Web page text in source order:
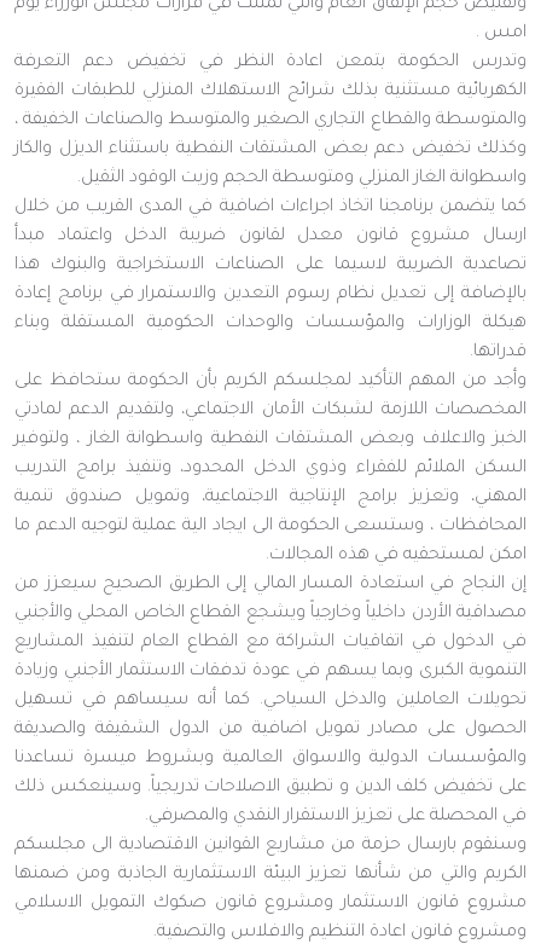
وتقليص حجم الإنفاق العام والتي تمثلت في قرارات مجلس الوزراء يوم
امس .
وتدرس الحكومة بتمعن اعادة النظر في تخفيض دعم التعرفة
الكهربائية مستثنية بذلك شرائح الاستهلاك المنزلي للطبقات الفقيرة
والمتوسطة والقطاع التجاري الصغير والمتوسط والصناعات الخفيفة ،
وكذلك تخفيض دعم بعض المشتقات النفطية باستثناء الديزل والكاز
واسطوانة الغاز المنزلي ومتوسطة الحجم وزيت الوقود الثقيل.
كما يتضمن برنامجنا اتخاذ اجراءات اضافية في المدى القريب من خلال
ارسال مشروع قانون معدل لقانون ضريبة الدخل واعتماد مبدأ
تصاعدية الضريبة لاسيما على الصناعات الاستخراجية والبنوك هذا
بالإضافة إلى تعديل نظام رسوم التعدين والاستمرار في برنامج إعادة
هيكلة الوزارات والمؤسسات والوحدات الحكومية المستقلة وبناء
قدراتها.
وأجد من المهم التأكيد لمجلسكم الكريم بأن الحكومة ستحافظ على
المخصصات اللازمة لشبكات الأمان الاجتماعي، ولتقديم الدعم لمادتي
الخبز والاعلاف وبعض المشتقات النفطية واسطوانة الغاز ، ولتوفير
السكن الملائم للفقراء وذوي الدخل المحدود، وتنفيذ برامج التدريب
المهني، وتعزيز برامج الإنتاجية الاجتماعية، وتمويل صندوق تنمية
المحافظات ، وستسعى الحكومة الى ايجاد الية عملية لتوجيه الدعم ما
امكن لمستحقيه في هذه المجالات.
إن النجاح في استعادة المسار المالي إلى الطريق الصحيح سيعزز من
مصداقية الأردن داخلياً وخارجياً ويشجع القطاع الخاص المحلي والأجنبي
في الدخول في اتفاقيات الشراكة مع القطاع العام لتنفيذ المشاريع
التنموية الكبرى وبما يسهم في عودة تدفقات الاستثمار الأجنبي وزيادة
تحويلات العاملين والدخل السياحي. كما أنه سيساهم في تسهيل
الحصول على مصادر تمويل اضافية من الدول الشقيقة والصديقة
والمؤسسات الدولية والاسواق العالمية وبشروط ميسرة تساعدنا
على تخفيض كلف الدين و تطبيق الاصلاحات تدريجياً. وسينعكس ذلك
في المحصلة على تعزيز الاستقرار النقدي والمصرفي.
وسنقوم بارسال حزمة من مشاريع القوانين الاقتصادية الى مجلسكم
الكريم والتي من شأنها تعزيز البيئة الاستثمارية الجاذبة ومن ضمنها
مشروع قانون الاستثمار ومشروع قانون صكوك التمويل الاسلامي
ومشروع قانون اعادة التنظيم والافلاس والتصفية.